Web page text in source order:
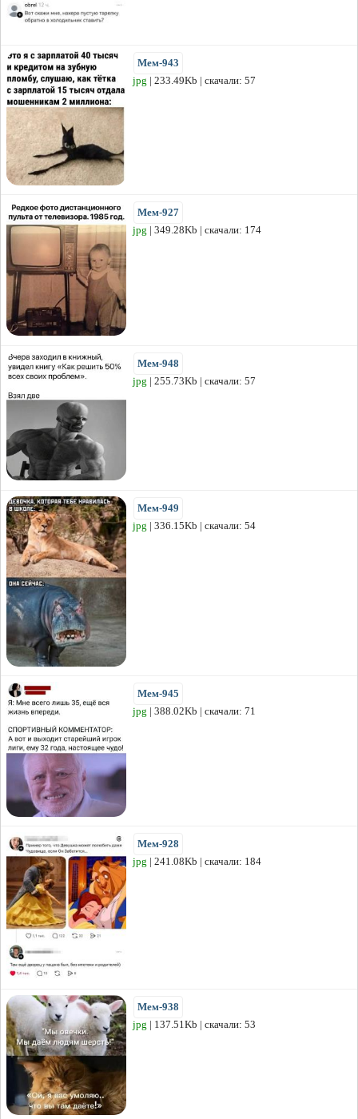
Мем-943
jpg | 233.49Kb | скачали: 57
Мем-927
jpg | 349.28Kb | скачали: 174
Мем-948
jpg | 255.73Kb | скачали: 57
Мем-949
jpg | 336.15Kb | скачали: 54
Мем-945
jpg | 388.02Kb | скачали: 71
Мем-928
jpg | 241.08Kb | скачали: 184
Мем-938
jpg | 137.51Kb | скачали: 53